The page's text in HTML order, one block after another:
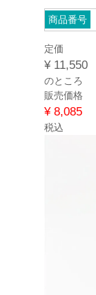
商品番号
定価
¥ 11,550
のところ
販売価格
¥ 8,085
税込